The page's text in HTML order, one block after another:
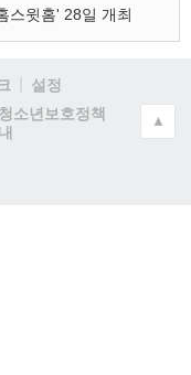
스윗홈' 28일 개최
설정
청소년보호정책
▲